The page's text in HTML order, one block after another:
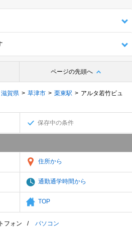
ページの先頭へ
滋賀県 草津市 栗東駅
アルタ若竹ビュ
保存中の条件
住所から
通勤通学時間から
TOP
フォン パソコン